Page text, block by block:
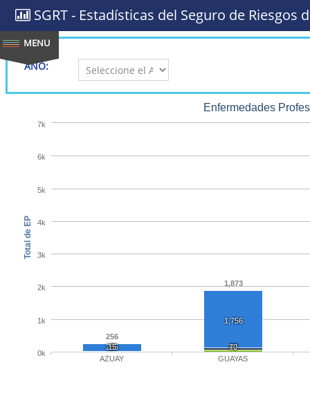
SGRT - Estadísticas del Seguro de Riesgos
AÑO:
Total de EP
Enfermedades
256
1,873
235
1,756
6 47
15
70
AZUAY
GUAYAS
0k
1k
2k
3k
4k
5k
6k
7k